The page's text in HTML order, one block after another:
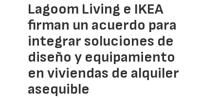
Lagoom Living e IKEA
firman un acuerdo para
integrar soluciones de
diseño y equipamiento
en viviendas de alquiler
asequible